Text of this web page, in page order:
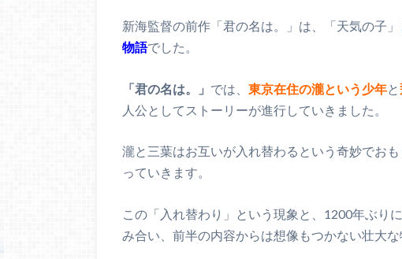
新海監督の前作「君の名は。」は、「天気の子」
物語でした。
「君の名は。」 では、 東京在住の瀧という少年と
人公としてストーリーが進行していきました。
瀧と三葉はお互いが入れ替わるという奇妙でお
っていきます。
この「入れ替わり」という現象と、1200年ぶり
み合い、前半の内容からは想像もつかない壮大な